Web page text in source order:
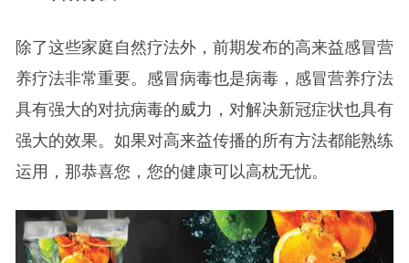
除了这些家庭自然疗法外，前期发布的高来益感冒营
养疗法非常重要。感冒病毒也是病毒，感冒营养疗法
具有强大的对抗病毒的威力，对解决新冠症状也具有
强大的效果。如果对高来益传播的所有方法都能熟练
运用，那恭喜您，您的健康可以高枕无忧。